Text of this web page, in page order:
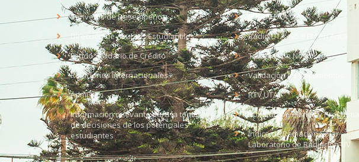
Convenio de Desempeño
Dirección de Asuntos Estudiantiles
Fondo Solidario de Crédito
Relaciones Internacionales
Admisión
Información relevante para la toma
de decisiones de los potenciales
estudiantes
EUDEV UTAmed
Radio UTA - 95.9 FM en Arica
Trabaja con Nosotros
Validación de Documentos
RTV UTA
Solicitud de Planes y Programas
Índice de Radiación Solar -
Laboratorio de Radiación UV